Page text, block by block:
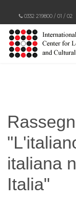
0332 219800 / 01 / 02
italiana
Italia"